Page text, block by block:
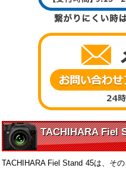
TACHIHARA Fiel
TACHIHARA Fiel Stand 45は、そ